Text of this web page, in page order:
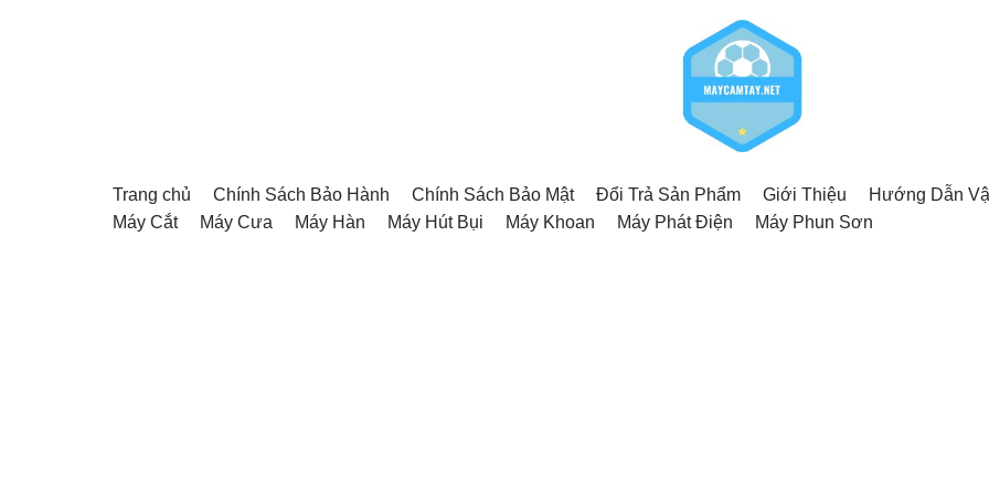
Trang chủ Chính Sách Bảo Hành Chính Sách Bảo Mật Đổi Trả Sản Phẩm Giới Thiệu Hướng Dẫn
Máy Cắt
Máy Cưa Máy Hàn Máy Hút Bụi Máy Khoan Máy Phát Điện Máy Phun Sơn